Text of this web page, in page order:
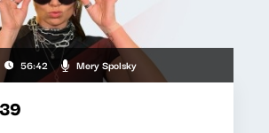
56:42 Mery Spolsky